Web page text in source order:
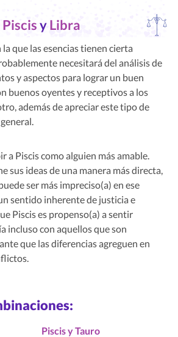
PiscisyLibra
que las esencias tienen cierta
necesitará del análisis de
y aspectos para lograr un buen
buenos oyentes y receptivos a los
además de apreciar este tipo de
a Piscis como alguien más amable.
sus ideas de una manera más directa,
ser más impreciso(a) en ese
sentido inherente de justicia e
Piscis es propenso(a) a sentir
incluso con aquellos que son
que las diferencias agreguen en
Piscis y Tauro